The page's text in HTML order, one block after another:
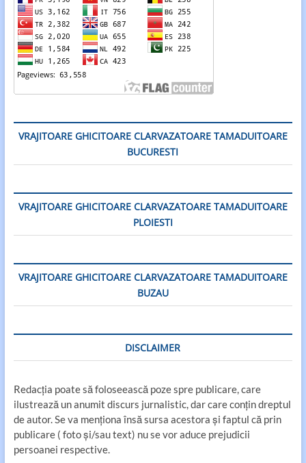
VRAJITOARE GHICITOARE CLARVAZATOARE TAMADUITOARE
BUCURESTI
VRAJITOARE GHICITOARE CLARVAZATOARE TAMADUITOARE
PLOIESTI
VRAJITOARE GHICITOARE CLARVAZATOARE TAMADUITOARE
BUZAU
DISCLAIMER
Redacția poate să foloseească poze spre publicare, care
ilustrează un anumit discurs jurnalistic, dar care conțin dreptul
de autor. Se va menționa însă sursa acestora și faptul că prin
publicare ( foto și/sau text) nu se vor aduce prejudicii
persoanei respective.